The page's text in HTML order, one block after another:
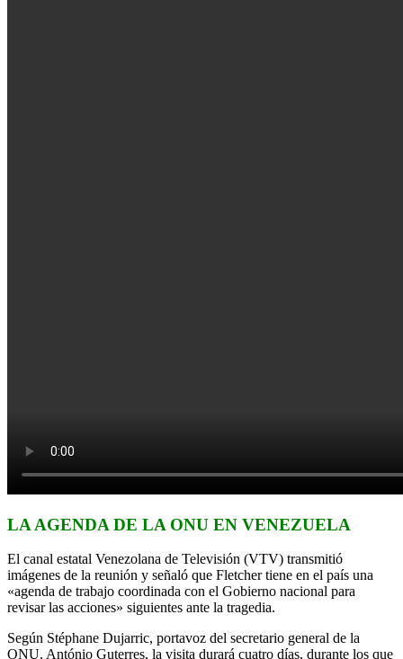
LA AGENDA DE LA ONU EN VENEZUELA
El canal estatal Venezolana de Televisión (VTV) transmitió
imágenes de la reunión y señaló que Fletcher tiene en el país una
«agenda de trabajo coordinada con el Gobierno nacional para
revisar las acciones» siguientes ante la tragedia.
Según Stéphane Dujarric, portavoz del secretario general de la
ONU, António Guterres, la visita durará cuatro días, durante los que